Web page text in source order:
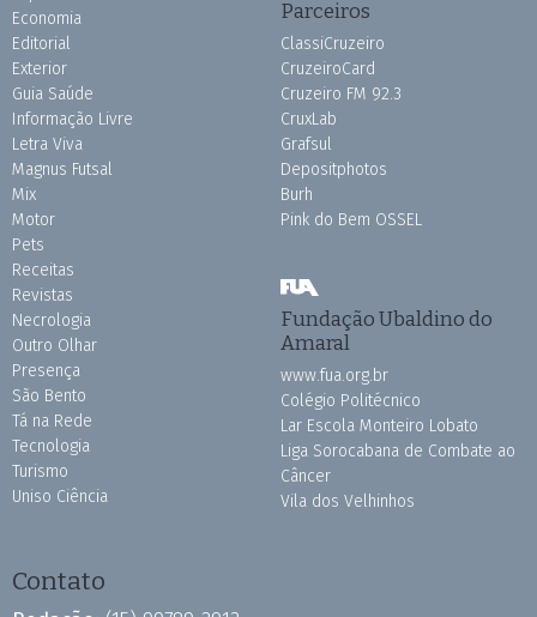
Economia
Editorial
Exterior
Guia Saúde
Informação Livre
Letra Viva
Magnus Futsal
Mix
Motor
Pets
Receitas
Revistas
Necrologia
Outro Olhar
Presença
São Bento
Tá na Rede
Tecnologia
Turismo
Uniso Ciência
Parceiros
ClassiCruzeiro
CruzeiroCard
Cruzeiro FM 92.3
CruxLab
Grafsul
Depositphotos
Burh
Pink do Bem OSSEL
Fundação Ubaldino do
Amaral
www.fua.org.br
Colégio Politécnico
Lar Escola Monteiro Lobato
Liga Sorocabana de Combate ao
Câncer
Vila dos Velhinhos
Contato